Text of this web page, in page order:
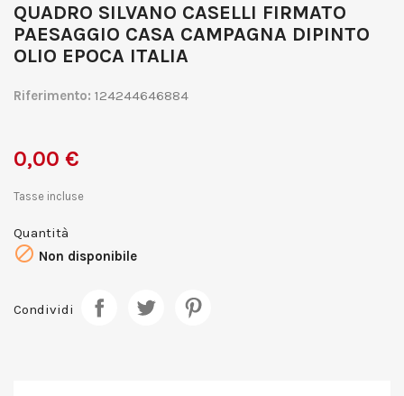
QUADRO SILVANO CASELLI FIRMATO
PAESAGGIO CASA CAMPAGNA DIPINTO
OLIO EPOCA ITALIA
Riferimento: 124244646884
0,00 €
Tasse incluse
Quantità
 Non disponibile
Condividi